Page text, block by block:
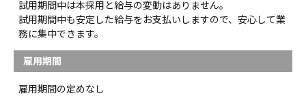
試用期間中は本採用と給与の変動はありません。
試用期間中も安定した給与をお支払いしますので、安心して業
務に集中できます。
雇用期間
雇用期間の定めなし